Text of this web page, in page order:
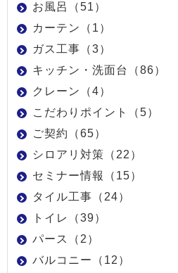
お風呂（51）
カーテン（1）
ガス工事（3）
キッチン・洗面台（86）
クレーン（4）
こだわりポイント（5）
ご契約（65）
シロアリ対策（22）
セミナー情報（15）
タイル工事（24）
トイレ（39）
パース（2）
バルコニー（12）